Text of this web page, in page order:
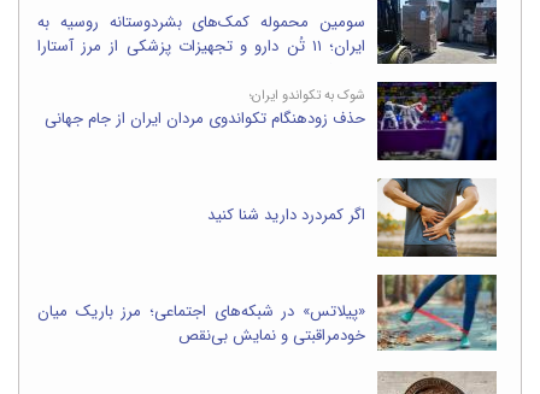
سومین محموله کمک‌های بشردوستانه روسیه به
ایران؛ ۱۱ تُن دارو و تجهیزات پزشکی از مرز آستارا
شوک به تکواندو ایران؛
حذف زودهنگام تکواندوی مردان ایران از جام جهانی
اگر کمردرد دارید شنا کنید
«پیلاتس» در شبکه‌های اجتماعی؛ مرز باریک میان
خودمراقبتی و نمایش بی‌نقص